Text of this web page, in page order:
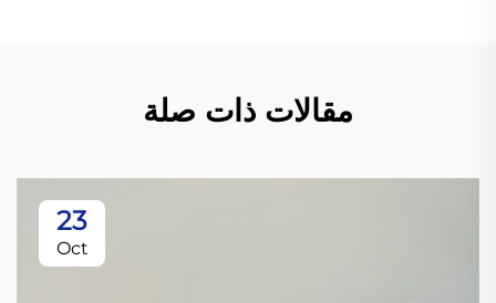
مقالات ذات صلة
23
Oct